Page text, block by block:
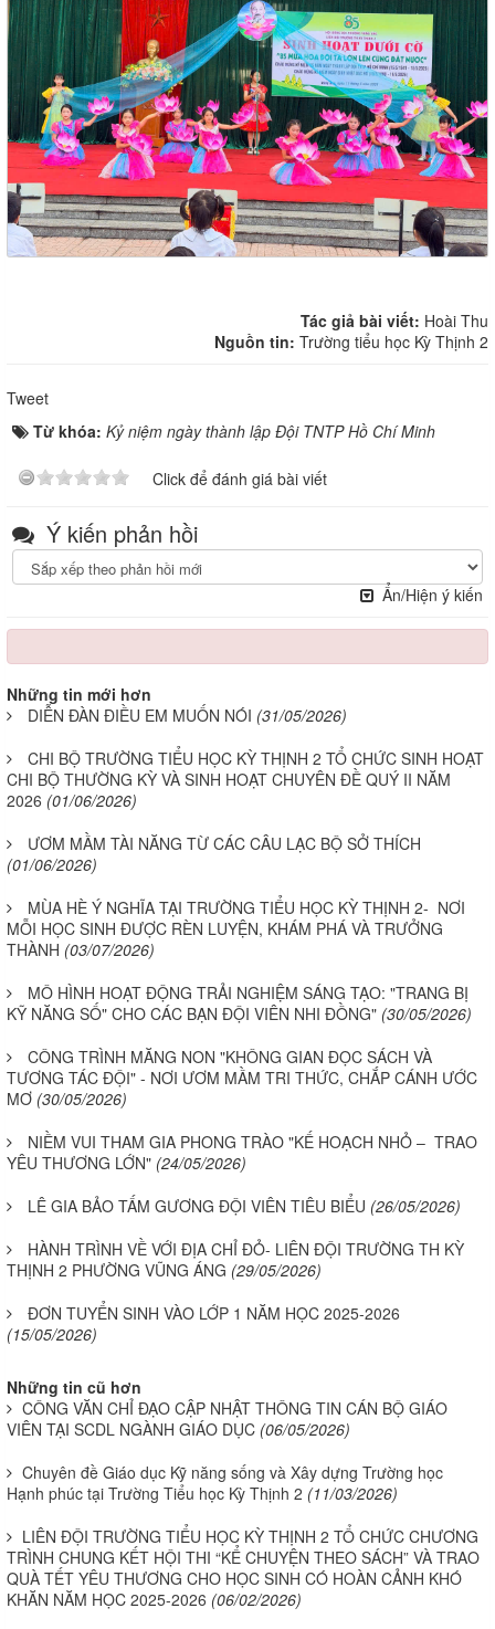
Tác giả bài viết: Hoài Thu
Nguồn tin: Trường tiểu học Kỳ Thịnh 2
Tweet
Từ khóa: Kỷ niệm ngày thành lập Đội TNTP Hồ Chí Minh
Click để đánh giá bài viết
Ý kiến phản hồi
Ẩn/Hiện ý kiến
Những tin mới hơn
DIỄN ĐÀN ĐIỀU EM MUỐN NÓI (31/05/2026)
CHI BỘ TRƯỜNG TIỂU HỌC KỲ THỊNH 2 TỔ CHỨC SINH HOẠT
CHI BỘ THƯỜNG KỲ VÀ SINH HOẠT CHUYÊN ĐỀ QUÝ II NĂM
2026 (01/06/2026)
ƯƠM MẦM TÀI NĂNG TỪ CÁC CÂU LẠC BỘ SỞ THÍCH
(01/06/2026)
MÙA HÈ Ý NGHĨA TẠI TRƯỜNG TIỂU HỌC KỲ THỊNH 2- NƠI
MỖI HỌC SINH ĐƯỢC RÈN LUYỆN, KHÁM PHÁ VÀ TRƯỞNG
THÀNH (03/07/2026)
MÔ HÌNH HOẠT ĐỘNG TRẢI NGHIỆM SÁNG TẠO: "TRANG BỊ
KỸ NĂNG SỐ" CHO CÁC BẠN ĐỘI VIÊN NHI ĐỒNG" (30/05/2026)
CÔNG TRÌNH MĂNG NON "KHÔNG GIAN ĐỌC SÁCH VÀ
TƯƠNG TÁC ĐỘI" - NƠI ƯƠM MẦM TRI THỨC, CHẮP CÁNH ƯỚC
MƠ (30/05/2026)
NIỀM VUI THAM GIA PHONG TRÀO "KẾ HOẠCH NHỎ – TRAO
YÊU THƯƠNG LỚN" (24/05/2026)
LÊ GIA BẢO TẤM GƯƠNG ĐỘI VIÊN TIÊU BIỂU (26/05/2026)
HÀNH TRÌNH VỀ VỚI ĐỊA CHỈ ĐỎ- LIÊN ĐỘI TRƯỜNG TH KỲ
THỊNH 2 PHƯỜNG VŨNG ÁNG (29/05/2026)
ĐƠN TUYỂN SINH VÀO LỚP 1 NĂM HỌC 2025-2026
(15/05/2026)
Những tin cũ hơn
CÔNG VĂN CHỈ ĐẠO CẬP NHẬT THÔNG TIN CÁN BỘ GIÁO
VIÊN TẠI SCDL NGÀNH GIÁO DỤC (06/05/2026)
Chuyên đề Giáo dục Kỹ năng sống và Xây dựng Trường học
Hạnh phúc tại Trường Tiểu học Kỳ Thịnh 2 (11/03/2026)
LIÊN ĐỘI TRƯỜNG TIỂU HỌC KỲ THỊNH 2 TỔ CHỨC CHƯƠNG
TRÌNH CHUNG KẾT HỘI THI “KỂ CHUYỆN THEO SÁCH” VÀ TRAO
QUÀ TẾT YÊU THƯƠNG CHO HỌC SINH CÓ HOÀN CẢNH KHÓ
KHĂN NĂM HỌC 2025-2026 (06/02/2026)